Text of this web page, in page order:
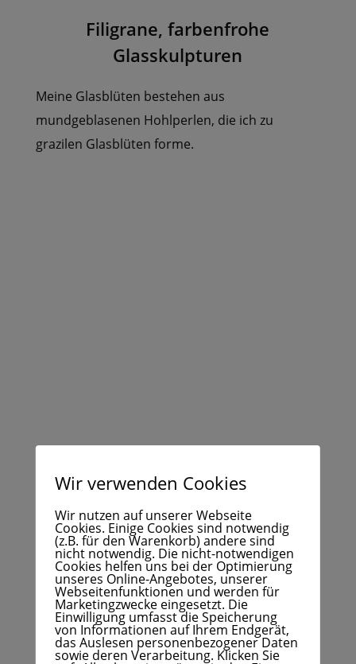
Filigrane, farbenfrohe
Glasskulpturen
Meine Glasblüten bestehen aus
mundgeblasenen Hohlperlen, die ich zu
grazilen Glasblüten forme.
Wir verwenden Cookies
Wir nutzen auf unserer Webseite
Cookies. Einige Cookies sind notwendig
(z.B. für den Warenkorb) andere sind
nicht notwendig. Die nicht-notwendigen
Cookies helfen uns bei der Optimierung
unseres Online-Angebotes, unserer
Webseitenfunktionen und werden für
Marketingzwecke eingesetzt. Die
Einwilligung umfasst die Speicherung
von Informationen auf Ihrem Endgerät,
das Auslesen personenbezogener Daten
sowie deren Verarbeitung. Klicken Sie